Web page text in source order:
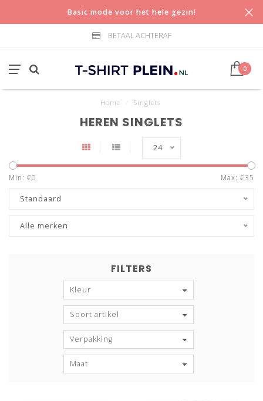
Basic mode voor het hele gezin!
BETAAL ACHTERAF
0
Home Singlets
HEREN SINGLETS
24
Min: €0 Max: €35
Standaard
Alle merken
FILTERS
Kleur
Soort artikel
Verpakking
Maat